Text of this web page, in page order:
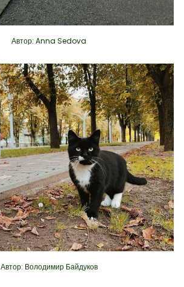
Автор: Anna Sedova
Автор: Володимир Байдуков